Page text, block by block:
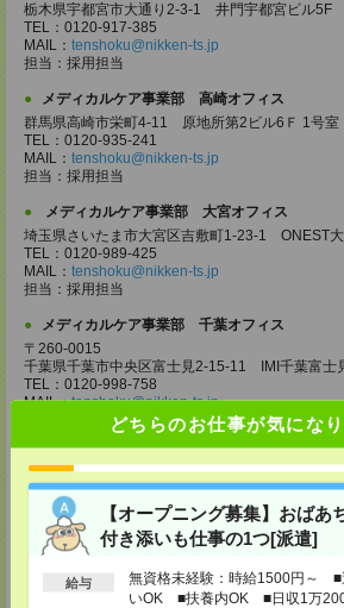
どちらのお仕事が気にな
【オープニング募集】おばあ
付き添いも仕事の1つ[派遣]
給与
無資格未経験：時給1500円～ ■
いOK ■扶養内OK ■日収1万
栃木県宇都宮市大通り2-3-1 井門宇都宮ビル5F
TEL：0120-917-385
MAIL： tenshoku@nikken-ts.jp
担当：採用担当
メディカルケア事業部 高崎オフィス
群馬県高崎市栄町4-11 原地所第2ビル6Ｆ 1号室
TEL：0120-935-241
MAIL： tenshoku@nikken-ts.jp
担当：採用担当
メディカルケア事業部 大宮オフィス
埼玉県さいたま市大宮区吉敷町1-23-1 ONEST
TEL：0120-989-425
MAIL： tenshoku@nikken-ts.jp
担当：採用担当
メディカルケア事業部 千葉オフィス
〒260-0015
千葉県千葉市中央区富士見2-15-11 IMI千葉富士
TEL：0120-998-758
MAIL：tenshoku@nikken-ts.jp
担当：採用担当
千葉県柏市末広町5-19 第12関口ビル7F 705号
TEL：0120-935-218
MAIL：tenshoku@nikken-ts.jp
担当：採用担当
メディカルケア事業部 新宿オフィス
東京都新宿区新宿2-3-10 新宿御苑ビル6階